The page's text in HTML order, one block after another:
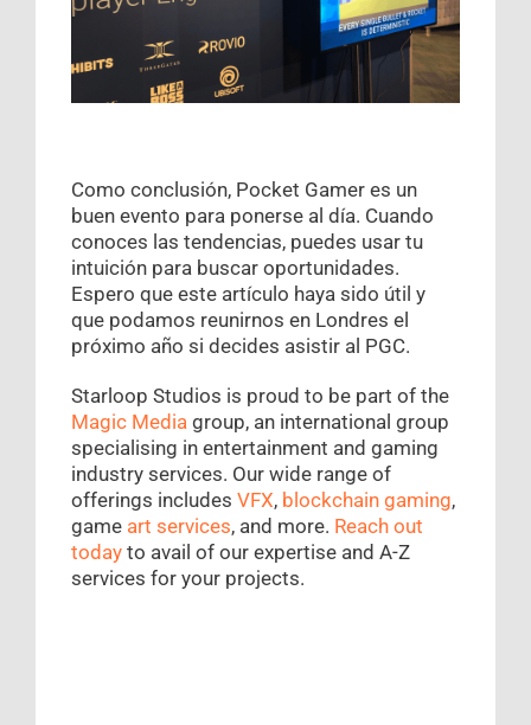
Como conclusión, Pocket Gamer es un
buen evento para ponerse al día. Cuando
conoces las tendencias, puedes usar tu
intuición para buscar oportunidades.
Espero que este artículo haya sido útil y
que podamos reunirnos en Londres el
próximo año si decides asistir al PGC.
Starloop Studios is proud to be part of the
Magic Media group, an international group
specialising in entertainment and gaming
industry services. Our wide range of
offerings includes VFX, blockchain gaming,
game art services, and more. Reach out
today to avail of our expertise and A-Z
services for your projects.